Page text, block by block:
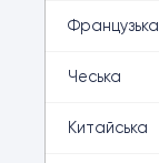
Французька
Чеська
Китайська